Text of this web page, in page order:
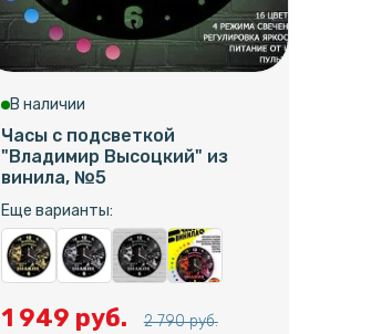
В наличии
Часы с подсветкой
"Владимир Высоцкий" из
винила, №5
Еще варианты:
1 949 руб. 2 790 руб.